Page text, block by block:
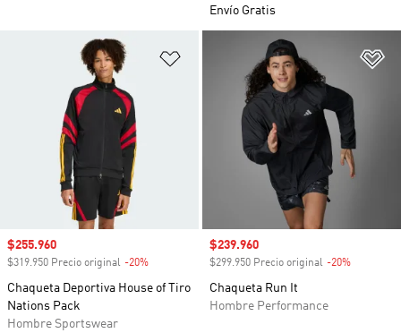
Envío Gratis
Añadir a la lista de deseos
Precio de venta
$255.960
$319.950 Precio original -20%
Chaqueta Deportiva House of Tiro
Nations Pack
Hombre Sportswear
Precio de venta
$239.960
$299.950 Precio original -20%
Chaqueta Run It
Hombre Performance